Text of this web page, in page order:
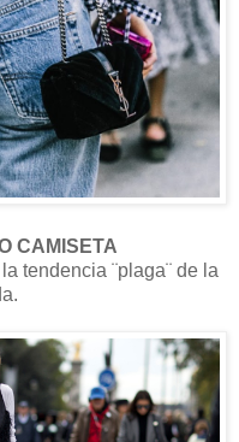
CAMISETA
tendencia ¨plaga¨ de la